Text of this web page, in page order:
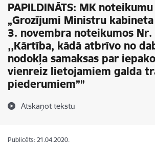
PAPILDINĀTS: MK
„Grozījumi Ministru
3. novembra noteikumos Nr.
,,Kārtība, kādā atbrīvo no
nodokļa samaksas par
vienreiz lietojamiem galda
piederumiem””
Atskaņot tekstu
Publicēts: 21.04.2020.